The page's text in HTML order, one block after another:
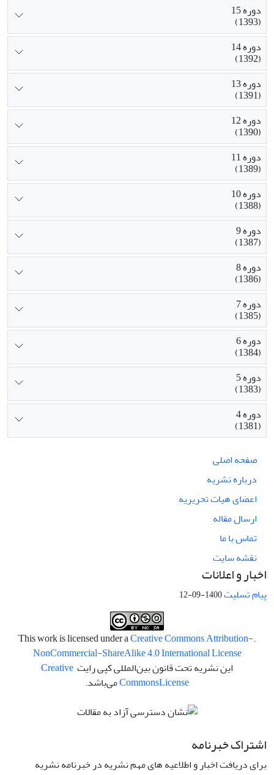
دوره 15
(1393)
دوره 14
(1392)
دوره 13
(1391)
دوره 12
(1390)
دوره 11
(1389)
دوره 10
(1388)
دوره 9
(1387)
دوره 8
(1386)
دوره 7
(1385)
دوره 6
(1384)
دوره 5
(1383)
دوره 4
(1381)
صفحه اصلی
درباره نشریه
اعضای هیات تحریریه
ارسال مقاله
تماس با ما
نقشه سایت
اخبار و اعلانات
پیام تسلیت1400-09-12
.This work is licensed under a
Creative Commons Attribution-
NonCommercial-ShareAlike 4.0 International License
این نشریه تحت قانون بین‌المللی کپی رایت Creative
CommonsLicense می‌باشد.
اشتراک خبرنامه
برای دریافت اخبار و اطلاعیه های مهم نشریه در خبرنامه نشریه